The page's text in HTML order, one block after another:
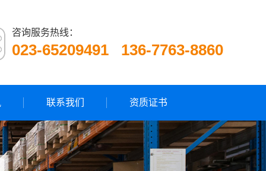
咨询服务热线：
023-65209491 136-7763-8860
联系我们 资质证书